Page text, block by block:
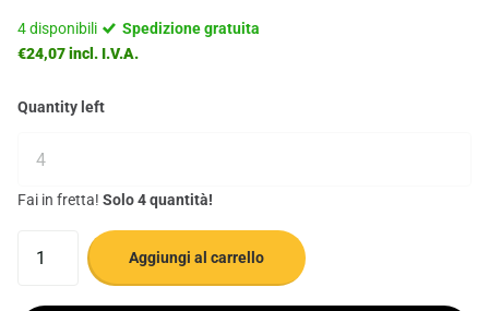
4 disponibili
Spedizione gratuita
€24,07 incl. I.V.A.
Quantity left
Fai in fretta! Solo 4 quantità!
Aggiungi al carrello